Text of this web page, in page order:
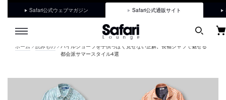
Safari公式ウェブマガジン Safari公式通販サイト
ホーム 読みもの
パイルショーツを子供っぽく見せない正解。長袖シャツで魅せる
都会派サマースタイル4選